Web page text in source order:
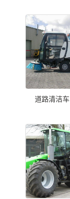
道路清洁车